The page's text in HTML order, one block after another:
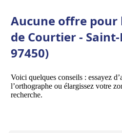
Aucune offre pour
de Courtier -
97450)
Voici quelques conseils : essayez
l’orthographe ou élargissez votre
recherche.